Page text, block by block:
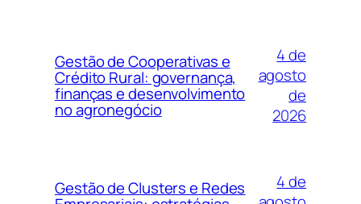
Gestão de Cooperativas e
Crédito Rural: governança,
finanças e desenvolvimento
no agronegócio
4 de
agosto
de
2026
Gestão de Clusters e Redes
4 de